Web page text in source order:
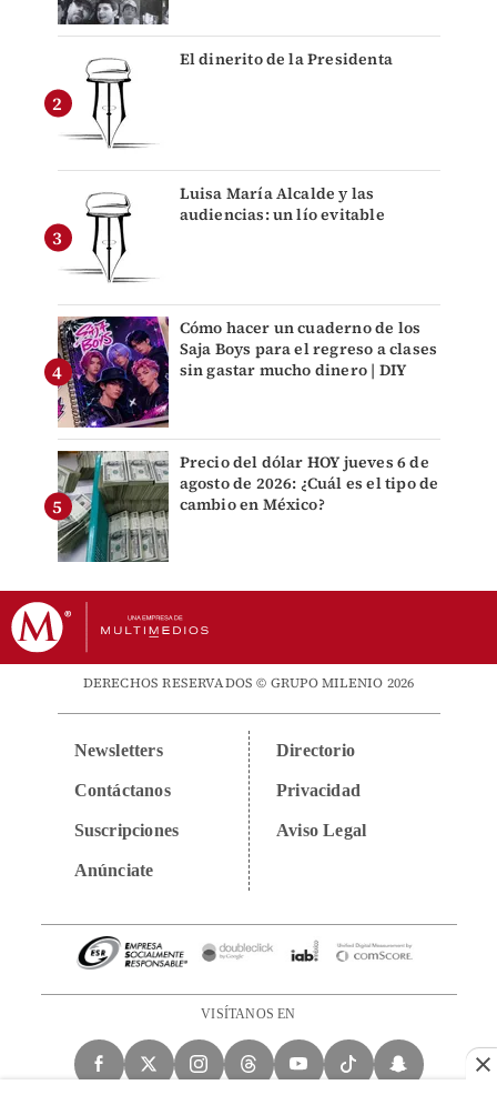
El dinerito de la Presidenta
Luisa María Alcalde y las
audiencias: un lío evitable
Cómo hacer un cuaderno de los
Saja Boys para el regreso a clases
sin gastar mucho dinero | DIY
Precio del dólar HOY jueves 6 de
agosto de 2026: ¿Cuál es el tipo de
cambio en México?
DERECHOS RESERVADOS © GRUPO MILENIO 2026
Newsletters
Contáctanos
Suscripciones
Anúnciate
Directorio
Privacidad
Aviso Legal
VISÍTANOS EN